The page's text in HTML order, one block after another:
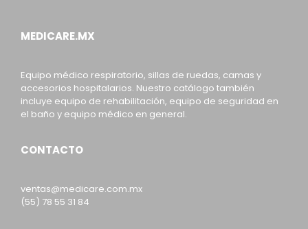
MEDICARE.MX
Equipo médico respiratorio, sillas de ruedas, camas y
accesorios hospitalarios. Nuestro catálogo también
incluye equipo de rehabilitación, equipo de seguridad en
el baño y equipo médico en general.
CONTACTO
ventas@medicare.com.mx
(55) 78 55 31 84